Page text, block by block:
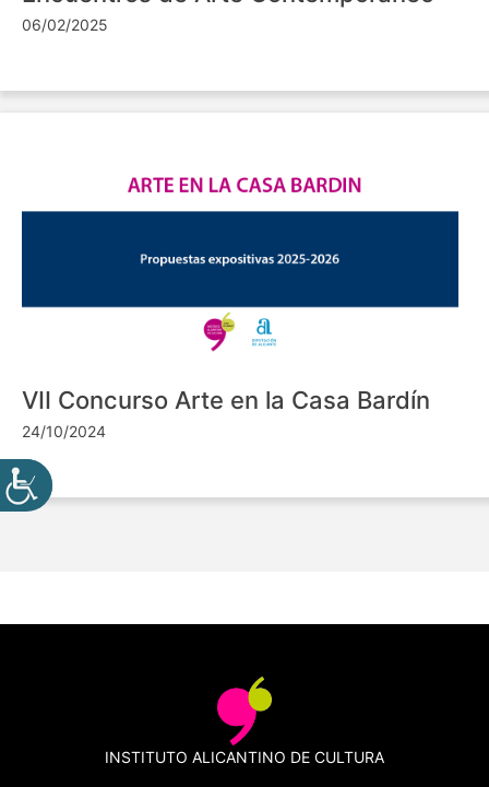
06/02/2025
VII Concurso Arte en la Casa Bardín
24/10/2024
INSTITUTO ALICANTINO DE CULTURA